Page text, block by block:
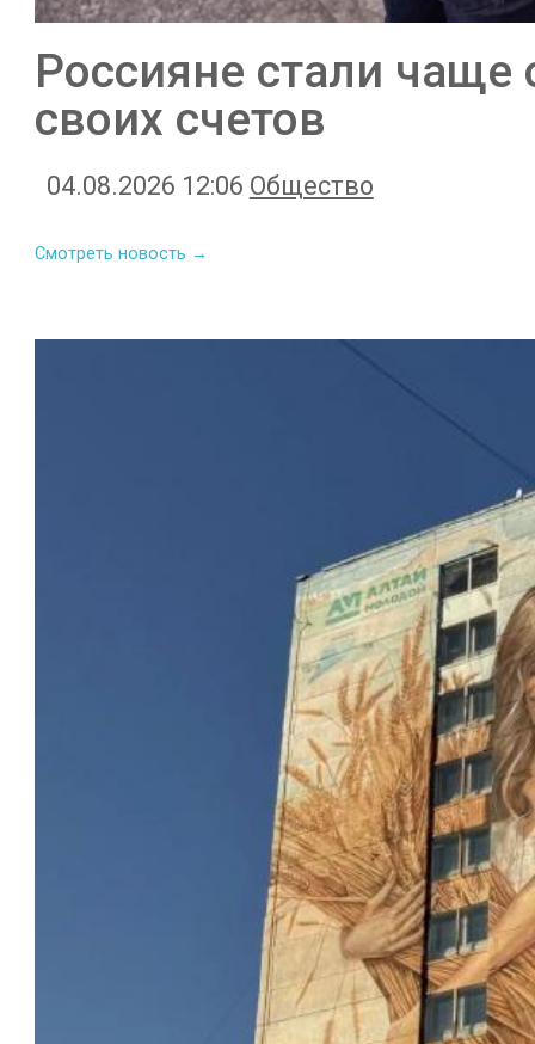
Россияне стали чаще
своих счетов
04.08.2026 12:06 Общество
Смотреть новость →